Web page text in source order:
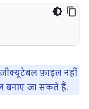
फ़ाइल नहीं
बनाए जा सकते हैं.